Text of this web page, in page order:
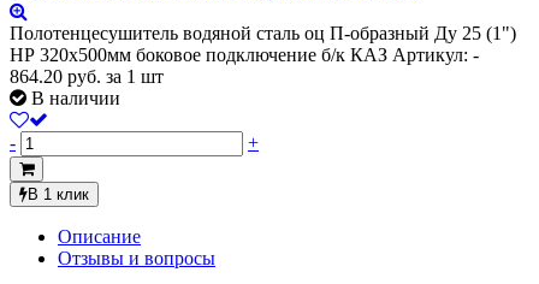
Полотенцесушитель водяной сталь оц П-образный Ду 25 (1")
НР 320х500мм боковое подключение б/к КАЗ Артикул: -
864.20 руб. за 1 шт
В наличии
- +
В 1 клик
Описание
Отзывы и вопросы